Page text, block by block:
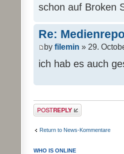
schon auf Broken
Re:
by filemin » 29.
ich hab es auch
Post a reply
Return to News-Kommentare
WHO IS ONLINE